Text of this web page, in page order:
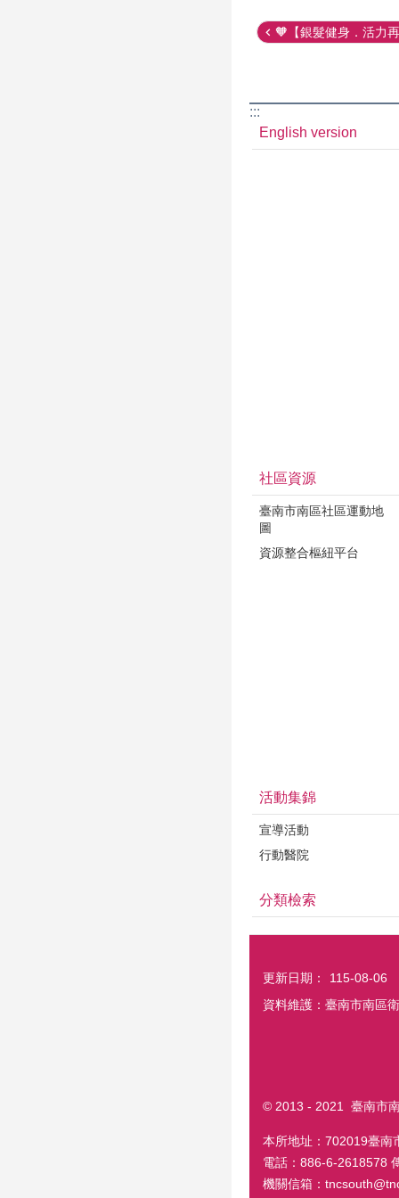
🧡【銀髮健身．活力
:::
English version
社區資源
臺南市南區社區運動地
圖
資源整合樞紐平台
活動集錦
宣導活動
行動醫院
分類檢索
更新日期：
115-08-06
資料維護：臺南市南區
© 2013 - 2021 臺南市
本所地址：702019臺南
電話：886-6-2618578
機關信箱：